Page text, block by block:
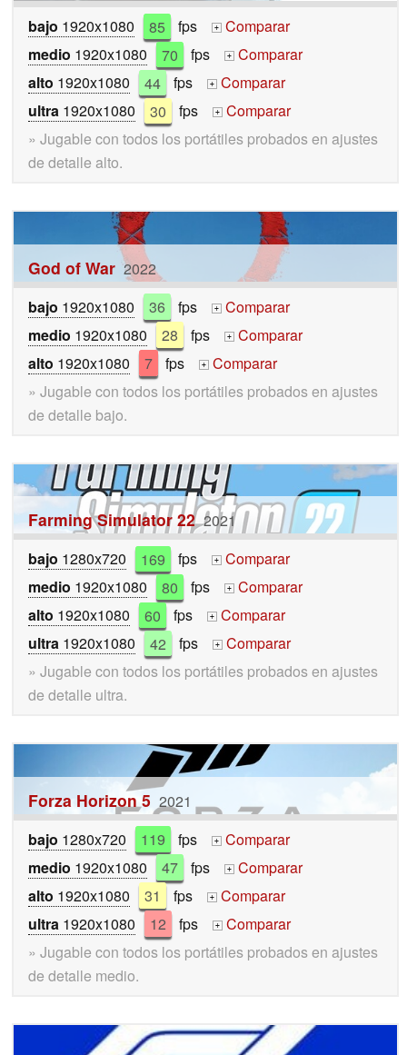
bajo 1920x1080 85 fps +
Comparar
medio 1920x1080 70 fps +
Comparar
alto 1920x1080 44 fps +
Comparar
ultra 1920x1080 30 fps +
Comparar
» Jugable con todos los portátiles probados en ajustes
de detalle alto.
God of War 2022
bajo 1920x1080 36 fps +
Comparar
medio 1920x1080 28 fps +
Comparar
alto 1920x1080 7 fps +
Comparar
» Jugable con todos los portátiles probados en ajustes
de detalle bajo.
Farming Simulator 22 2021
bajo 1280x720 169 fps +
Comparar
medio 1920x1080 80 fps +
Comparar
alto 1920x1080 60 fps +
Comparar
ultra 1920x1080 42 fps +
Comparar
» Jugable con todos los portátiles probados en ajustes
de detalle ultra.
Forza Horizon 5 2021
bajo 1280x720 119 fps +
Comparar
medio 1920x1080 47 fps +
Comparar
alto 1920x1080 31 fps +
Comparar
ultra 1920x1080 12 fps +
Comparar
» Jugable con todos los portátiles probados en ajustes
de detalle medio.